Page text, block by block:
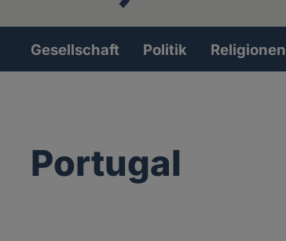
Hauptnavigation
Gesellschaft Politik Religionen
Portugal